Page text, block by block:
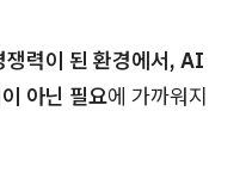
쟁력이 된 환경에서, AI
아닌 필요에 가까워지